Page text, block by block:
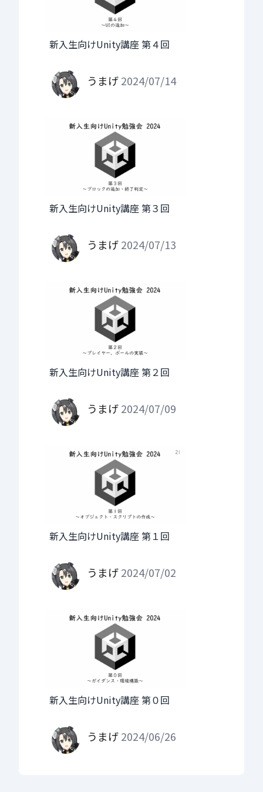
新入生向けUnity講座 第４回
うまげ2024/07/14
新入生向けUnity講座 第３回
うまげ2024/07/13
新入生向けUnity講座 第２回
うまげ2024/07/09
新入生向けUnity講座 第１回
うまげ2024/07/02
新入生向けUnity講座 第０回
うまげ2024/06/26